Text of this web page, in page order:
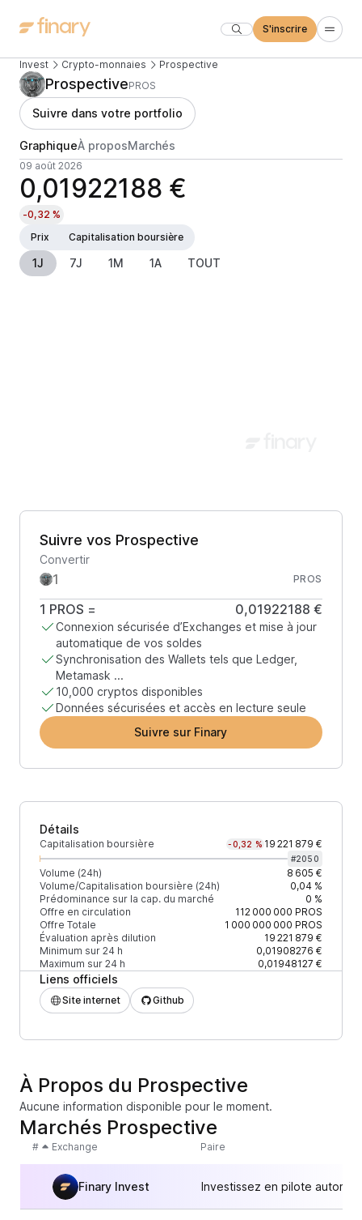
S'inscrire
Invest Crypto-monnaies Prospective
ProspectivePROS
Suivre dans votre portfolio
GraphiqueÀ proposMarchés
09 août 2026
0,01922188 €
-0,32 %
Prix
Capitalisation boursière
1J 7J 1M 1A TOUT
Suivre vos Prospective
Convertir
PROS
1 PROS = 0,01922188 €
Connexion sécurisée d’Exchanges et mise à jour
automatique de vos soldes
Synchronisation des Wallets tels que Ledger,
Metamask ...
10,000 cryptos disponibles
Données sécurisées et accès en lecture seule
Suivre sur Finary
Détails
Capitalisation boursière -0,32 % 19 221 879 €
#2050
Volume (24h)
8 605 €
Volume/Capitalisation boursière (24h)
0,04 %
Prédominance sur la cap. du marché
0 %
Offre en circulation
112 000 000 PROS
Offre Totale
1 000 000 000 PROS
Évaluation après dilution
19 221 879 €
Minimum sur 24 h
0,01908276 €
Maximum sur 24 h
0,01948127 €
Liens officiels
Site internet Github
À Propos du Prospective
Aucune information disponible pour le moment.
Marchés Prospective
# Exchange Paire
Finary Invest Investissez en pilote